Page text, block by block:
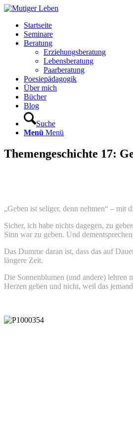
Startseite
Seminare
Beratung
Erziehungsberatung
Lebensberatung
Paarberatung
Poesiepädagogik
Über mich
Bücher
Blog
Suche
Menü Menü
Themengeschichte 17:
„Geben ist seliger, denn nehmen“ – mit
Sicher, ich habe nichts dagegen, zu
Sinn war zu geben. Und
Das Dumme daran ist, dass das auf
längere Zeit.
Die Sonnenblumen (und andere) lehren
Herzen geben und nicht, weil das